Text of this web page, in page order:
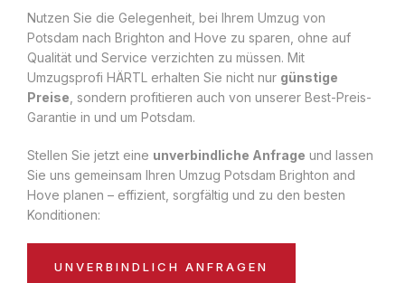
Nutzen Sie die Gelegenheit, bei Ihrem Umzug von
Potsdam nach Brighton and Hove zu sparen, ohne auf
Qualität und Service verzichten zu müssen. Mit
Umzugsprofi HÄRTL erhalten Sie nicht nur günstige
Preise , sondern profitieren auch von unserer Best-Preis-
Garantie in und um Potsdam.
Stellen Sie jetzt eine unverbindliche Anfrage und lassen
Sie uns gemeinsam Ihren Umzug Potsdam Brighton and
Hove planen – effizient, sorgfältig und zu den besten
Konditionen:
UNVERBINDLICH ANFRAGEN